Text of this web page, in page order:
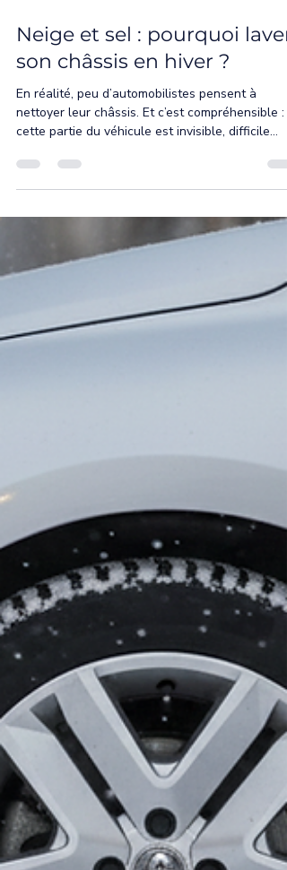
7 janv.
nettoyer leur châssis. Et c’est compréhensible :
cette partie du véhicule est invisible, difficile
d’accès et rarement évoquée dans l’entretien
courant. Une question revient souvent : où laver
le châssis de sa voiture ? Résultat, le dessous
véhicule est fréquemment laissé de côté, alors
même qu’il est le plus exposé à la neige, au sel